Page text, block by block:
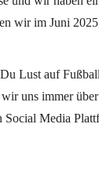
wir im Juni
Lust auf
uns immer
Media